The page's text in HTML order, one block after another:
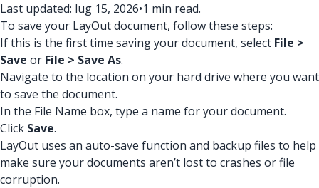
Last updated: lug 15, 2026•1 min read.
To save your LayOut document, follow these steps:
If this is the first time saving your document, select File >
Save or File > Save As.
Navigate to the location on your hard drive where you want
to save the document.
In the File Name box, type a name for your document.
Click Save.
LayOut uses an auto-save function and backup files to help
make sure your documents aren’t lost to crashes or file
corruption.